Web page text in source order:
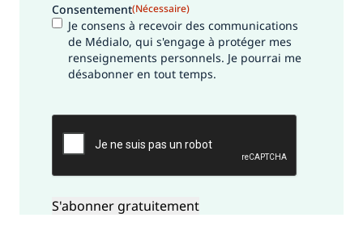
Consentement(Nécessaire)
Je consens à recevoir des communications
de Médialo, qui s'engage à protéger mes
renseignements personnels. Je pourrai me
désabonner en tout temps.
CAPTCHA